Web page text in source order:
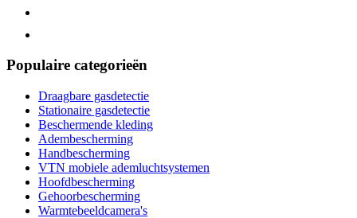
Populaire categorieën
Draagbare gasdetectie
Stationaire gasdetectie
Beschermende kleding
Adembescherming
Handbescherming
VTN mobiele ademluchtsystemen
Hoofdbescherming
Gehoorbescherming
Warmtebeeldcamera's